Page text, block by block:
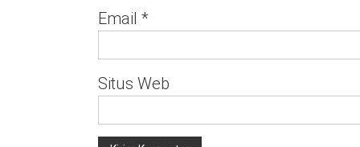
Email *
Situs Web